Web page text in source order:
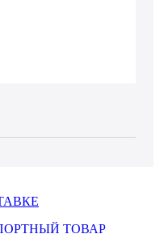
ТОВАР